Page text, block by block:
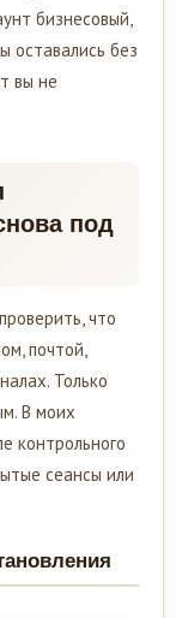
бизнесовый,
оставались без
вы не
под
что
почтой,
Только
В моих
контрольного
сеансы или